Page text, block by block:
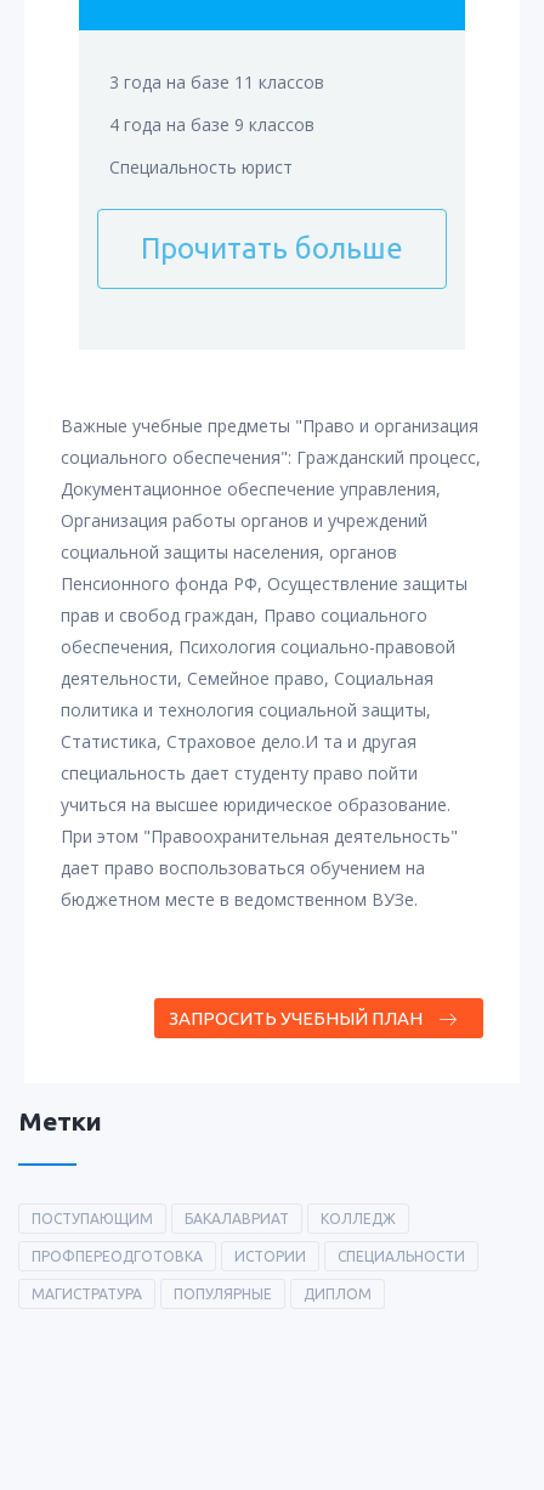
3 года на базе 11 классов
4 года на базе 9 классов
Специальность юрист
Прочитать больше
Важные учебные предметы "Право и организация
социального обеспечения": Гражданский процесс,
Документационное обеспечение управления,
Организация работы органов и учреждений
социальной защиты населения, органов
Пенсионного фонда РФ, Осуществление защиты
прав и свобод граждан, Право социального
обеспечения, Психология социально-правовой
деятельности, Семейное право, Социальная
политика и технология социальной защиты,
Статистика, Страховое дело.И та и другая
специальность дает студенту право пойти
учиться на высшее юридическое образование.
При этом "Правоохранительная деятельность"
дает право воспользоваться обучением на
бюджетном месте в ведомственном ВУЗе.
ЗАПРОСИТЬ УЧЕБНЫЙ ПЛАН
Метки
ПОСТУПАЮЩИМ БАКАЛАВРИАТ КОЛЛЕДЖ
ПРОФПЕРЕОДГОТОВКА ИСТОРИИ СПЕЦИАЛЬНОСТИ
МАГИСТРАТУРА ПОПУЛЯРНЫЕ ДИПЛОМ